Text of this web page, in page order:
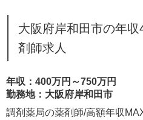
大阪府岸和田市の年
剤師求人
年収：400万円～750万円
勤務地：大阪府岸和田市
調剤薬局の薬剤師/高額年収